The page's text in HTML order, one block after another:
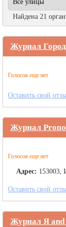
Найдена 21
Журнал
Голосов еще нет
Оставить свой
Журнал
Голосов еще нет
Адрес: 153003,
Оставить свой
Журнал Я and